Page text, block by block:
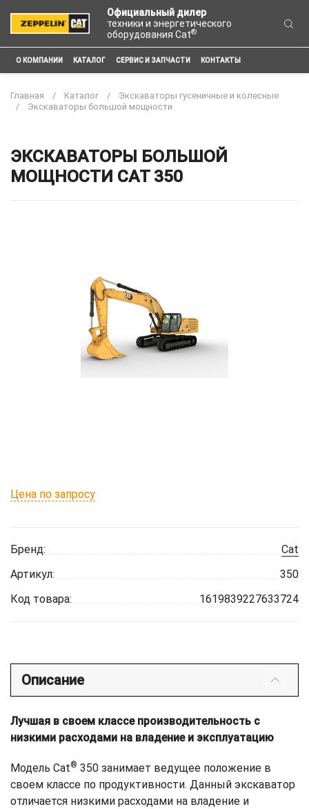
Официальный дилер
техники и энергетического
оборудования Cat®
О КОМПАНИИ КАТАЛОГ СЕРВИС И ЗАПЧАСТИ КОНТАКТЫ
Главная Каталог
Экскаваторы гусеничные и колесные
Экскаваторы большой мощности
ЭКСКАВАТОРЫ БОЛЬШОЙ
МОЩНОСТИ CAT 350
Цена по запросу
Бренд:
Cat
Артикул:
350
Код товара:
1619839227633724
Описание
Лучшая в своем классе производительность с
низкими расходами на владение и эксплуатацию
Модель Cat® 350 занимает ведущее положение в
своем классе по продуктивности. Данный экскаватор
отличается низкими расходами на владение и